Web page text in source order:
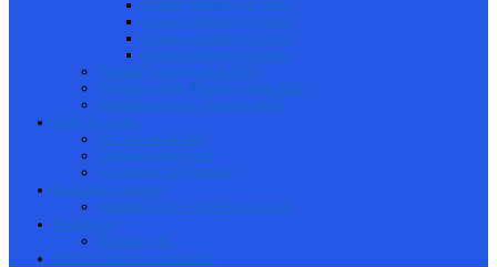
Zoznam prihlásených 3 kolo
Zoznam prihlásených 4 kolo
Zoznam prihlásených 5 kolo
Zoznam prihlásených 6 kolo
Pravidlá Trnavský pohár 2023
Výsledky seriálu Trnavský pohár 2023
Prihláška na pretek Trnavský pohár
Rady čo a ako
Aké auto na začiatok
Efektívne spájkovanie
Ako nabíjať LiPo baterku
Kalendár pretekov
Kalendár Česko – Slovensko onroad
Newsletter
Novinky o RC
Občerstvenie na autodráhe